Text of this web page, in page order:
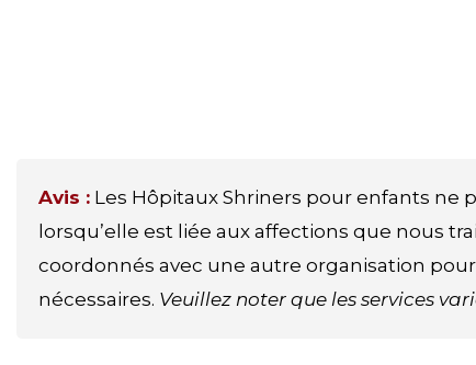
Avis : Les Hôpitaux Shriners pour enfants ne
lorsqu’elle est liée aux affections que nous
coordonnés avec une autre organisation
nécessaires. Veuillez noter que les services